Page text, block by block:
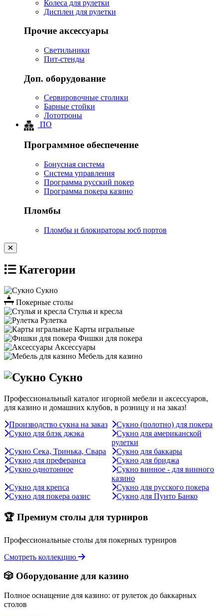
Колеса для рулетки
Дисплеи для рулетки
Прочие аксессуары
Светильники
Пит-стенды
Доп. оборудование
Сервировочные столики
Барные стойки
Лототроны
ПО
Программное обеспечение
Бонусная система
Система управления
Программа русский покер
Программа покера казино
Пломбы
Пломбы и блокираторы юсб портов
Категории
Сукно
Покерные столы
Стулья и кресла
Рулетка
Карты игральные
Фишки для покера
Аксессуары
Мебель для казино
Сукно
Профессиональный каталог игорной мебели и аксессуаров,
для казино и домашних клубов, в розницу и на заказ!
Производство сукна на заказ
Сукно (полотно) для покера
Сукно для блэк джэка
Сукно для американской
рулетки
Сукно Сека, Тринька, Свара
Сукно для баккары
Сукно для преферанса
Сукно для бриджа
Сукно однотонное
Сукно винное - для винного
казино
Сукно для крепса
Сукно для русского покера
Сукно для покера оазис
Сукно для Пунто Банко
🏆 Премиум столы для турниров
Профессиональные столы для покерных турниров
Смотреть коллекцию
🎲 Оборудование для казино
Полное оснащение для казино: от рулеток до баккарных
столов